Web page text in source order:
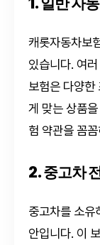
캐롯자동차보
있습니다. 여
보험은 다양한
게 맞는 상품
험 약관을 꼼
2. 중고차
중고차를 소유
안입니다. 이